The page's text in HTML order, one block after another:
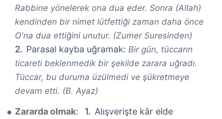
Rabbine yönelerek ona dua eder. Sonra (Allah)
kendinden bir nimet lütfettiği zaman daha önce
O'na dua ettiğini unutur. (Zumer Suresinden)
Parasal kayba uğramak: Bir gün, tüccarın
ticareti beklenmedik bir şekilde zarara uğradı.
Tüccar, bu duruma üzülmedi ve şükretmeye
devam etti. (B. Ayaz)
Zararda olmak:
Alışverişte kâr elde